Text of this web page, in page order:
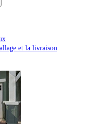
et la livraison